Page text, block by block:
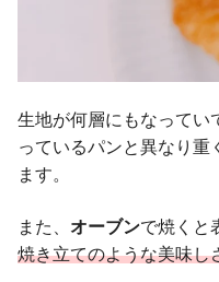
生地が何層にもなってい
っているパンと異なり重
ます。
また、 オーブンで焼くと
焼き立てのような美味し